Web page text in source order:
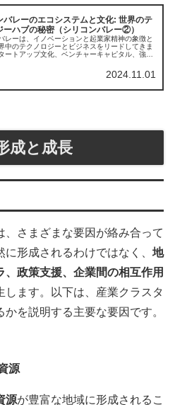
バレーのエコシステムと文化: 世界のテ
ーハブの秘密（シリコンバレー②）
レーは、イノベーションと起業家精神の象徴と
中のテクノロジーとビジネスをリードしてきま
ートアップ文化、ベンチャーキャピタル、強固
2024.11.01
成と成長
、さまざまな要因が絡み合って
形成されるわけではなく、 地
政策支援、企業間の相互作用
します。以下は、産業クラスタ
を説明する主要な要因です。
源
源が豊富な地域に形成されるこ